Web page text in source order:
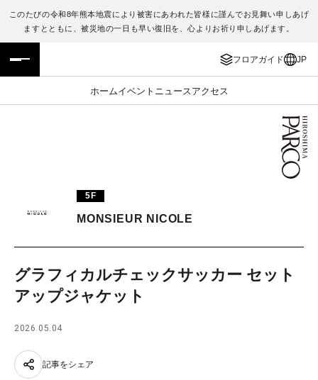
このたびの令和8年熊本地震により被害にあわれた皆様に謹んでお見舞い申しあげ
ますとともに、被災地の一日も早い復旧を、心よりお祈り申しあげます。
フロアガイド JP
ホームイベント ニュース アクセス
フロアガイド
施設案内・アクセス
TAX FREE
JP
ENGLISH
繁体字
日本語
5F
MONSIEUR NICOLE
グラフィカルチェックサッカー セット
アップジャケット
2026.05.04
記事をシェア